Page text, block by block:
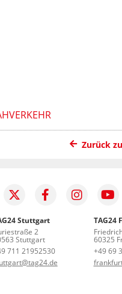
Zurück
Stuttgart
2
Stuttgart
711 21952530
TAG24
60325
+49 69